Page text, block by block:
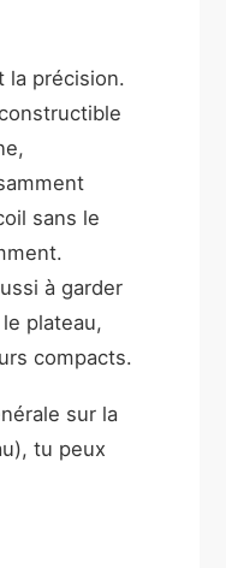
la précision.
sans le
à garder
plateau,
compacts.
sur la
tu peux